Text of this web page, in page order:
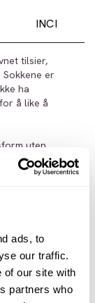
ads, to
our traffic.
of our site with
partners who
INCI
tilsier,
er
ha
å like å
uten
"håndkokt tå"
over tærne.
dine lenger
slites raskt ut,
en
Dette
og behagelige